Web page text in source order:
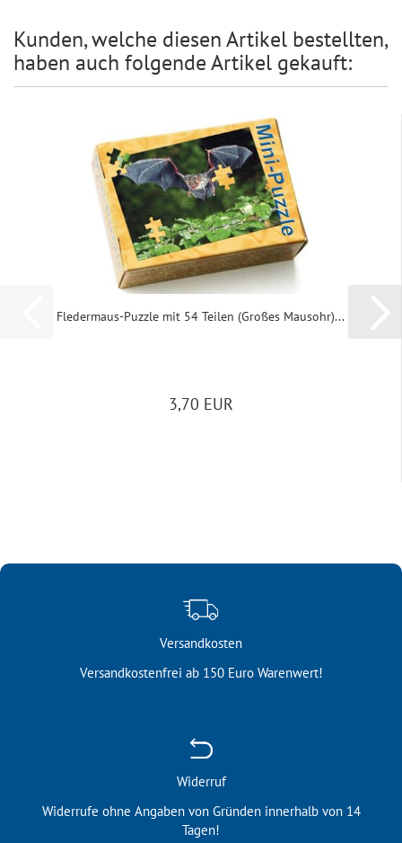
Kunden, welche diesen Artikel bestellten,
haben auch folgende Artikel gekauft:
Fledermaus-​​Puz­zle mit 54 Tei­len (Gro­ßes Maus­ohr)...
3,70 EUR
Versandkosten
Versandkostenfrei ab 150 Euro Warenwert!
Widerruf
Widerrufe ohne Angaben von Gründen innerhalb von 14
Tagen!